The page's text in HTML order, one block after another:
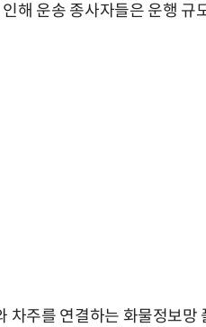
해 운송 종사자들은 운행
차주를 연결하는 화물정보망